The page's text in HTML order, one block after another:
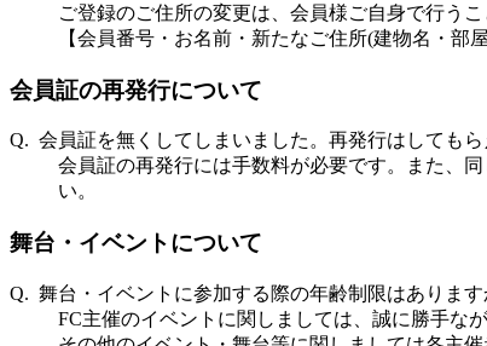
ご登録のご住所の変更は、会員様ご自身で行うこ
【会員番号・お名前・新たなご住所(建物名・部
会員証の再発行について
Q. 会員証を無くしてしまいました。再発行はしてもら
会員証の再発行には手数料が必要です。また、
い。
舞台・イベントについて
Q. 舞台・イベントに参加する際の年齢制限はあります
FC主催のイベントに関しましては、誠に勝手な